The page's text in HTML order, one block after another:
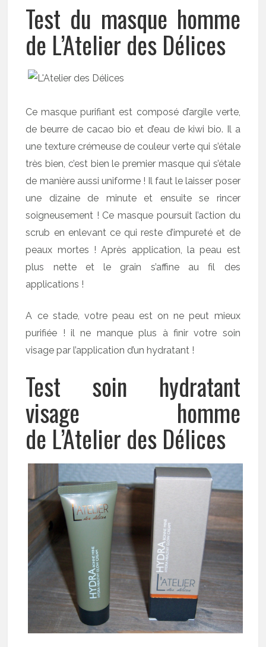
Test du masque homme
de L’Atelier des Délices
Ce masque purifiant est composé d’argile verte,
de beurre de cacao bio et d’eau de kiwi bio. Il a
une texture crémeuse de couleur verte qui s’étale
très bien, c’est bien le premier masque qui s’étale
de manière aussi uniforme ! Il faut le laisser poser
une dizaine de minute et ensuite se rincer
soigneusement ! Ce masque poursuit l’action du
scrub en enlevant ce qui reste d’impureté et de
peaux mortes ! Après application, la peau est
plus nette et le grain s’affine au fil des
applications !
A ce stade, votre peau est on ne peut mieux
purifiée ! il ne manque plus à finir votre soin
visage par l’application d’un hydratant !
Test soin hydratant
visage homme
de L’Atelier des Délices